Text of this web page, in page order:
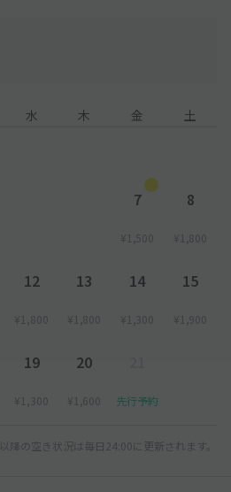
水 木 金 土
7
¥1,500
8
¥1,800
12
¥1,800
13
¥1,800
14
¥1,300
15
¥1,900
19
¥1,300
20
¥1,600 先行予約
以降の空き状況は毎日24:00に更新されます。